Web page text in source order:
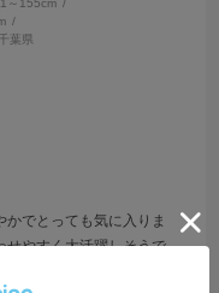
～155cm
千葉県
でとっても気に入りま
せやすく大活躍しそうで